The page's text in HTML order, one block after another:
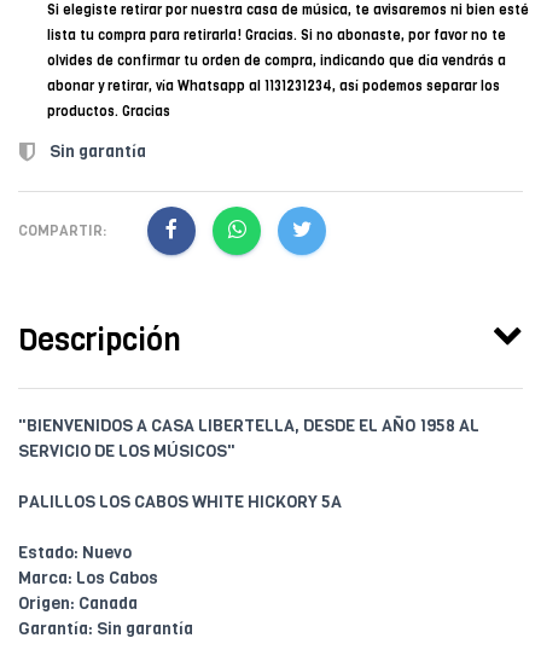
Si elegiste retirar por nuestra casa de música, te avisaremos ni bien esté
lista tu compra para retirarla! Gracias. Si no abonaste, por favor no te
olvides de confirmar tu orden de compra, indicando que día vendrás a
abonar y retirar, vía Whatsapp al 1131231234, así podemos separar los
productos. Gracias
Sin garantía
COMPARTIR:
Descripción
"BIENVENIDOS A CASA LIBERTELLA, DESDE EL AÑO 1958 AL
SERVICIO DE LOS MÚSICOS"
PALILLOS LOS CABOS WHITE HICKORY 5A
Estado: Nuevo
Marca: Los Cabos
Origen: Canada
Garantía: Sin garantía